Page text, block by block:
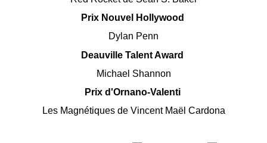
Prix Nouvel Hollywood
Dylan Penn
Deauville Talent Award
Michael Shannon
Prix d'Ornano-Valenti
Les Magnétiques de Vincent Maël Cardona